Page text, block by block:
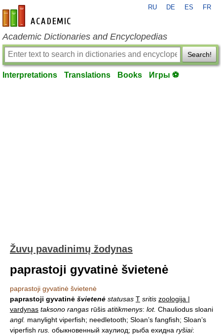
en-academic.com
RU DE ES FR
Academic Dictionaries and Encyclopedias
Search!
Interpretations Translations Books Игры ⚽
Žuvų pavadinimų žodynas
paprastoji gyvatinė švietenė
paprastoji gyvatinė švietenė
paprastoji gyvatinė švietenė statusas T sritis zoologija |
vardynas taksono rangas rūšis atitikmenys: lot. Chauliodus sloani
angl. manylight viperfish; needletooth; Sloan’s fangfish; Sloan’s
viperfish rus. обыкновенный хаулиод; рыба ехидна ryšiai: